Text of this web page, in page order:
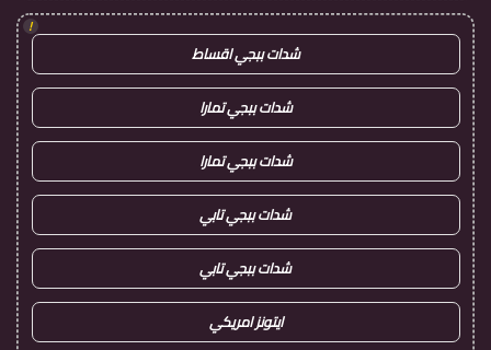
!
شدات ببجي اقساط
شدات ببجي تمارا
شدات ببجي تمارا
شدات ببجي تابي
شدات ببجي تابي
ايتونز امريكي